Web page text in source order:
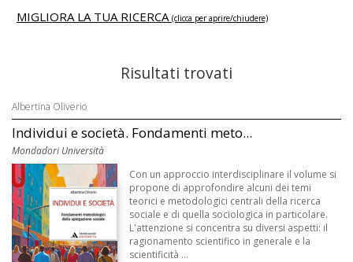
MIGLIORA LA TUA RICERCA (clicca per aprire/chiudere)
Risultati trovati
Albertina Oliverio
Individui e società. Fondamenti meto...
Mondadori Università
Con un approccio interdisciplinare il volume si
propone di approfondire alcuni dei temi
teorici e metodologici centrali della ricerca
sociale e di quella sociologica in particolare.
L'attenzione si concentra su diversi aspetti: il
ragionamento scientifico in generale e la
scientificità ...